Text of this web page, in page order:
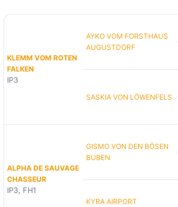
KLEMM VOM ROTEN
FALKEN
IP3
AYKO VOM FORSTHAUS
AUGUSTDORF
SASKIA VON LÖWENFELS
ALPHA DE SAUVAGE
CHASSEUR
IP3, FH1
GISMO VON DEN BÖSEN
BUBEN
KYRA AIRPORT